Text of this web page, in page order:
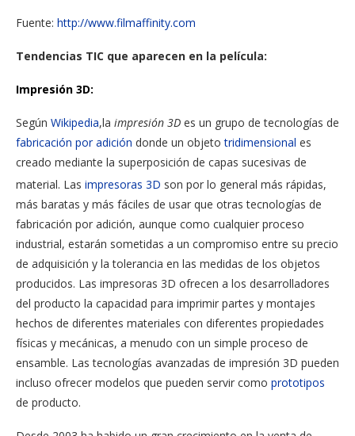
Fuente: http://www.filmaffinity.com
Tendencias TIC que aparecen en la película:
Impresión 3D:
Según Wikipedia,la impresión 3D es un grupo de tecnologías de
fabricación por adición donde un objetotridimensional es
creado mediante la superposición de capas sucesivas de
material. Las impresoras 3D son por lo general más rápidas,
más baratas y más fáciles de usar que otras tecnologías de
fabricación por adición, aunque como cualquier proceso
industrial, estarán sometidas a un compromiso entre su precio
de adquisición y la tolerancia en las medidas de los objetos
producidos. Las impresoras 3D ofrecen a los desarrolladores
del producto la capacidad para imprimir partes y montajes
hechos de diferentes materiales con diferentes propiedades
físicas y mecánicas, a menudo con un simple proceso de
ensamble. Las tecnologías avanzadas de impresión 3D pueden
incluso ofrecer modelos que pueden servir como prototipos
de producto.